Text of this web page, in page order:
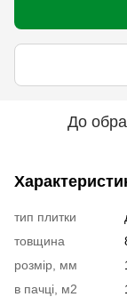
До
тип плитки
товщина
розмір, мм
в пачці, м2